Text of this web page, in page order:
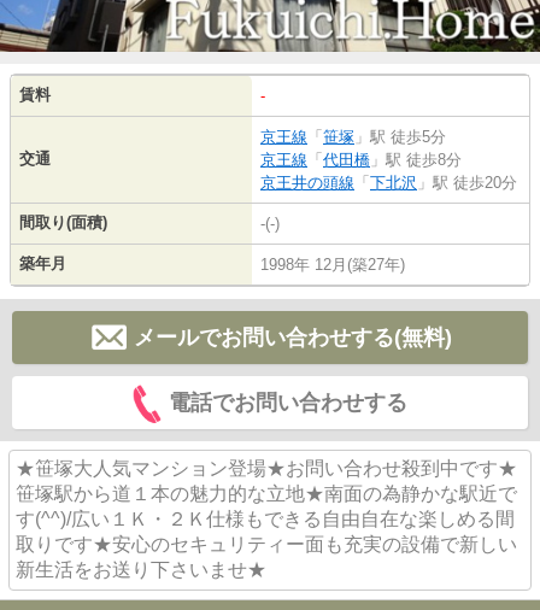
賃料 -
交通
京王線 「 笹塚 」駅 徒歩5分
京王線 「 代田橋 」駅 徒歩8分
京王井の頭線 「 下北沢 」駅 徒歩20分
間取り(面積) -(-)
築年月 1998年 12月(築27年)
メールでお問い合わせする(無料)
電話でお問い合わせする
★笹塚大人気マンション登場★お問い合わせ殺到中です★
笹塚駅から道１本の魅力的な立地★南面の為静かな駅近で
す(^^)/広い１Ｋ・２Ｋ仕様もできる自由自在な楽しめる間
取りです★安心のセキュリティー面も充実の設備で新しい
新生活をお送り下さいませ★